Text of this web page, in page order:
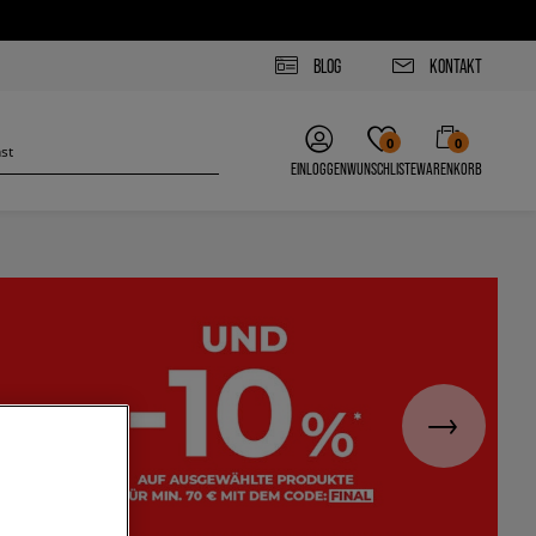
BLOG KONTAKT
EINLOGGEN
0
WUNSCHLISTE
0
WARENKORB